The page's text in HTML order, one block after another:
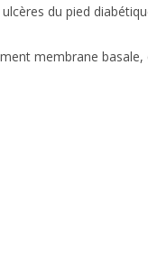
du pied
membrane